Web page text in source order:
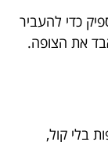
15-60 שניות. מספיק כדי להעביר
את הצופה.
בלי קול,